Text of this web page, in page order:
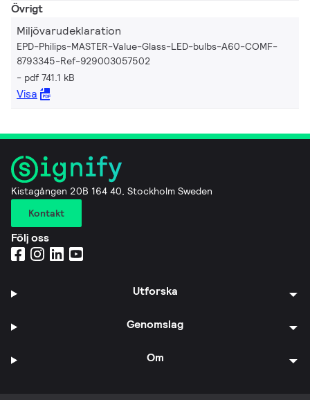
Övrigt
Miljövarudeklaration
EPD-Philips-MASTER-Value-Glass-LED-bulbs-A60-COMF-
8793345-Ref-929003057502
pdf 741.1 kB
Visa
Kistagången 20B 164 40, Stockholm Sweden
Kontakt
Följ oss
Utforska
Genomslag
Om